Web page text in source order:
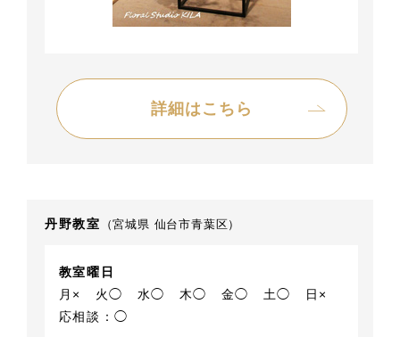
詳細はこちら
丹野教室 （宮城県 仙台市青葉区）
教室曜日
月×
火◯ 水◯ 木◯ 金◯ 土◯
日×
応相談：◯